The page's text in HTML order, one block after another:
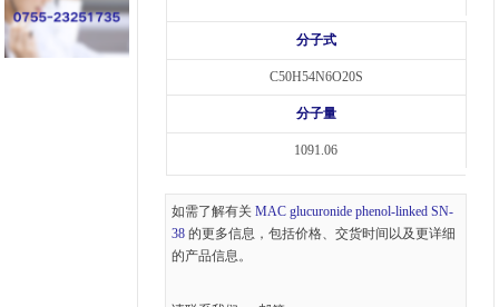
分子式
C50H54N6O20S
分子量
1091.06
如需了解有关MAC glucuronide phenol-linked SN-
38 的更多信息，包括价格、交货时间以及更详细
的产品信息。